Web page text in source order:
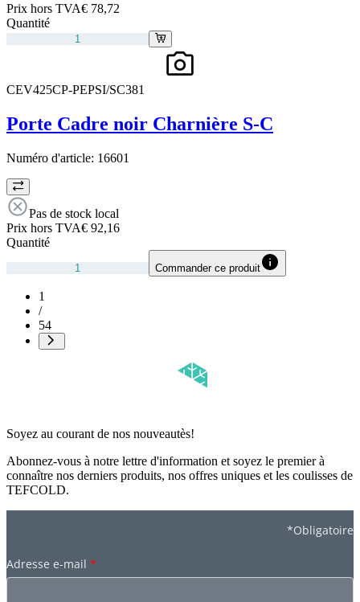
Prix hors TVA€ 78,72
Quantité
CEV425CP-PEPSI/SC381
Porte Cadre noir Charnière S-C
Numéro d'article: 16601
Pas de stock local
Prix hors TVA€ 92,16
Quantité
Commander ce produit
1
/
54
Soyez au courant de nos nouveautès!
Abonnez-vous à notre lettre d'information et soyez le premier à
connaître nos derniers produits, nos offres uniques et les coulisses de
TEFCOLD.
*Obligatoire
Adresse e-mail *